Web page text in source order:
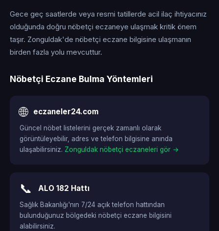
Gece geç saatlerde veya resmi tatillerde acil ilaç ihtiyacınız
olduğunda doğru nöbetçi eczaneye ulaşmak kritik önem
taşır. Zonguldak'de nöbetçi eczane bilgisine ulaşmanın
birden fazla yolu mevcuttur.
Nöbetçi Eczane Bulma Yöntemleri
🌐 eczaneler24.com
Güncel nöbet listelerini gerçek zamanlı olarak
görüntüleyebilir, adres ve telefon bilgisine anında
ulaşabilirsiniz. Zonguldak nöbetçi eczaneleri gör →
📞 ALO 182 Hattı
Sağlık Bakanlığı'nın 7/24 açık telefon hattından
bulunduğunuz bölgedeki nöbetçi eczane bilgisini
alabilirsiniz.